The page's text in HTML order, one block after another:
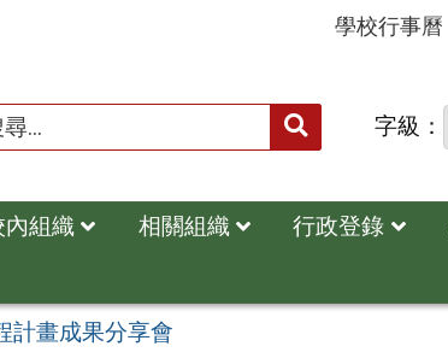
學校行事曆
送出 字級：
內組織 相關組織 行政登錄
計畫成果分享會